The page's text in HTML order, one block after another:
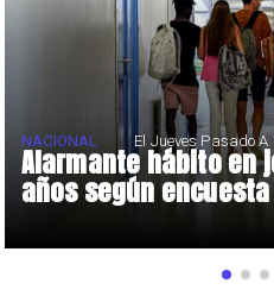
Alarmante hábito en
años según
NACIONAL El Jueves Pasado A